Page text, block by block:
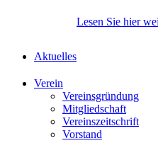
Lesen Sie hier
Aktuelles
Verein
Vereinsgründung
Mitgliedschaft
Vereinszeitschrift
Vorstand